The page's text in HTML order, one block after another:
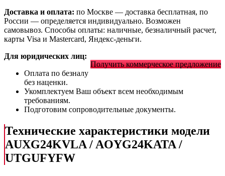
Доставка и оплата: по Москве — доставка бесплатная, по
России — определяется индивидуально. Возможен
самовывоз. Способы оплаты: наличные, безналичный расчет,
карты Visa и Mastercard, Яндекс-деньги.
Получить коммерческое предложение
Для юридических лиц:
Оплата по безналу
без наценки.
Укомплектуем Ваш объект всем необходимым
требованиям.
Подготовим сопроводительные документы.
Технические характеристики модели
AUXG24KVLA / AOYG24KATA /
UTGUFYFW